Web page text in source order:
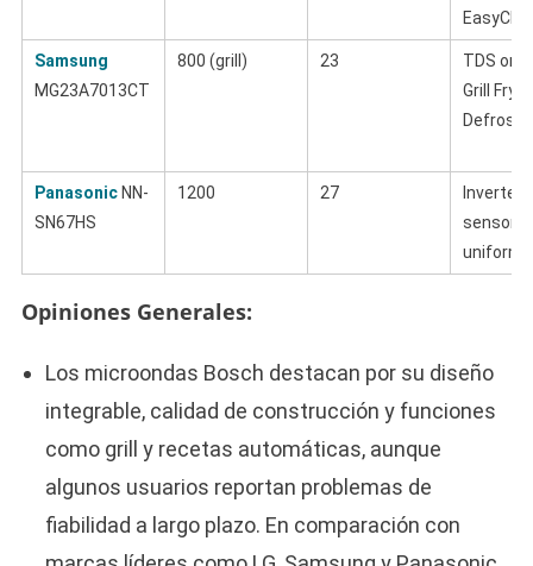
Samsung
MG23A7013CT
800 (grill) 23
TDS
Grill Fry,
Defrost
PanasonicNN-
SN67HS
1200 27
Inverter,
sensor,
uniforme
Opiniones Generales:
Los microondas Bosch destacan por su diseño
integrable, calidad de construcción y funciones
como grill y recetas automáticas, aunque
algunos usuarios reportan problemas de
fiabilidad a largo plazo. En comparación con